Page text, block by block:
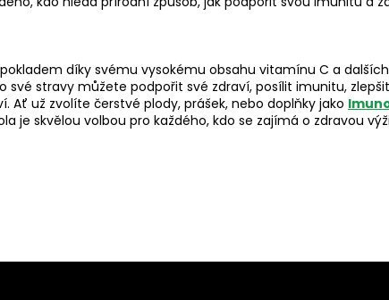
díky svému vysokému obsahu vitamínu C a
své stravy můžete podpořit své zdraví, posílit imunitu,
Ať už zvolíte čerstvé plody, prášek, nebo doplňky jako
je skvělou volbou pro každého, kdo se zajímá o zdravou